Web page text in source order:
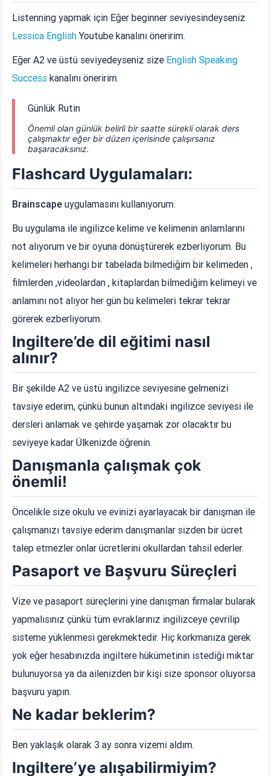
Listenning yapmak için Eğer beginner seviyesindeyseniz
Lessica English Youtube kanalını öneririm.
Eğer A2 ve üstü seviyedeyseniz size English Speaking
Success kanalını öneririm.
Günlük Rutin
Önemli olan günlük belirli bir saatte sürekli olarak ders
çalışmaktır eğer bir düzen içerisinde çalışırsanız
başaracaksınız.
Flashcard Uygulamaları:
Brainscapeuygulamasını kullanıyorum.
Bu uygulama ile ingilizce kelime ve kelimenin anlamlarını
not alıyorum ve bir oyuna dönüştürerek ezberliyorum. Bu
kelimeleri herhangi bir tabelada bilmediğim bir kelimeden ,
filmlerden ,videolardan , kitaplardan bilmediğim kelimeyi ve
anlamını not alıyor her gün bu kelimeleri tekrar tekrar
görerek ezberliyorum.
Ingiltere’de dil eğitimi nasıl
alınır?
Bir şekilde A2 ve üstü ingilizce seviyesine gelmenizi
tavsiye ederim, çünkü bunun altındaki ingilizce seviyesi ile
dersleri anlamak ve şehirde yaşamak zor olacaktır bu
seviyeye kadar Ülkenizde öğrenin.
Danışmanla çalışmak çok
önemli!
Öncelikle size okulu ve evinizi ayarlayacak bir danışman ile
çalışmanızı tavsiye ederim danışmanlar sizden bir ücret
talep etmezler onlar ücretlerini okullardan tahsil ederler.
Pasaport ve Başvuru Süreçleri
Vize ve pasaport süreçlerini yine danışman firmalar bularak
yapmalısınız çünkü tüm evraklarınız ingilizceye çevrilip
sisteme yüklenmesi gerekmektedir. Hiç korkmanıza gerek
yok eğer hesabınızda ingiltere hükümetinin istediği miktar
bulunuyorsa ya da ailenizden bir kişi size sponsor oluyorsa
başvuru yapın.
Ne kadar beklerim?
Ben yaklaşık olarak 3 ay sonra vizemi aldım.
Ingiltere’ye alışabilirmiyim?